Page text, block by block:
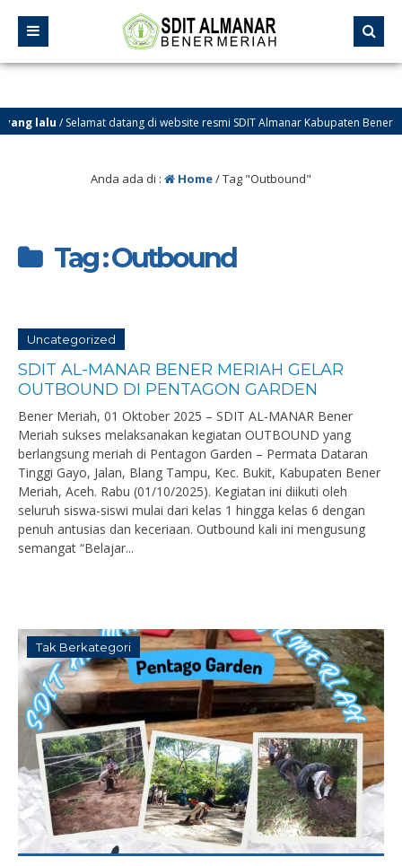
lalu/ Selamat datang di website resmi SDIT Almanar Kabupaten Bener
Anda ada di : Home/Tag "Outbound"
Tag : Outbound
Uncategorized
SDIT AL-MANAR BENER MERIAH GELAR
OUTBOUND DI PENTAGON GARDEN
Bener Meriah, 01 Oktober 2025 – SDIT AL-MANAR Bener
Meriah sukses melaksanakan kegiatan OUTBOUND yang
berlangsung meriah di Pentagon Garden – Permata Dataran
Tinggi Gayo, Jalan, Blang Tampu, Kec. Bukit, Kabupaten Bener
Meriah, Aceh. Rabu (01/10/2025). Kegiatan ini diikuti oleh
seluruh siswa-siswi mulai dari kelas 1 hingga kelas 6 dengan
penuh antusias dan keceriaan. Outbound kali ini mengusung
semangat “Belajar...
Tak Berkategori